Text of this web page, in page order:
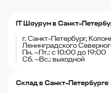
IT Шоурум в Санкт-
г. Санкт-Петербург,
Ленинградского
Пн. —Пт.: с 10:00 до 19:00
Сб. —Вс.: выходной
Склад в Санкт-Петербурге